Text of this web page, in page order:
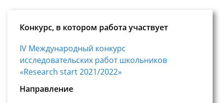
Конкурс, в котором работа участвует
IV Международный конкурс
исследовательских работ школьников
«Research start 2021/2022»
Направление